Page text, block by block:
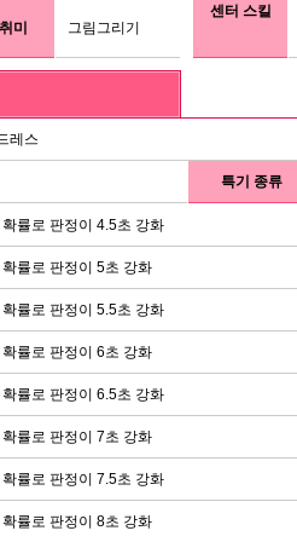
취미 그림그리기
센터 스킬
레스
특기 종류
률로 판정이 4.5초 강화
률로 판정이 5초 강화
률로 판정이 5.5초 강화
률로 판정이 6초 강화
률로 판정이 6.5초 강화
률로 판정이 7초 강화
률로 판정이 7.5초 강화
률로 판정이 8초 강화